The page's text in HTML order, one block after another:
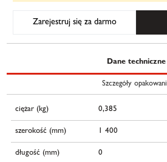
Zarejestruj się za darmo
Dane techniczne
Szczegóły
ciężar (kg) 0,385
szerokość (mm) 1 400
długość (mm) 0